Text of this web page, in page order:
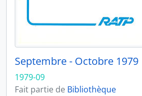
Septembre - Octobre 1979
1979-09
Fait partie de Bibliothèque